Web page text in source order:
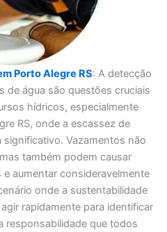
Porto Alegre RS: A detecção
de água são questões cruciais
hídricos, especialmente
RS, onde a escassez de
Vazamentos não
também podem causar
aumentar consideravelmente
onde a sustentabilidade
rapidamente para identificar
responsabilidade que todos